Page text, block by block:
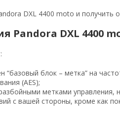
DXL 4400 moto и получить
Pandora DXL 4400
блок – метка” на
(AES);
метками
с вашей стороны, кроме как